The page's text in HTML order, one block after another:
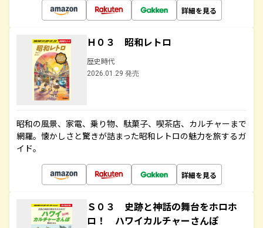
詳細を見る
Ｈ０３ 昭和レトロ
歴史時代
2026.01.29 発売
昭和の風景、家電、乗り物、駄菓子、喫茶店、カルチャーまで
網羅。懐かしさと驚きが詰まった昭和レトロの魅力を旅するガ
イド。
詳細を見る
Ｓ０３ 史跡と神話の舞台をホロホ
ロ！ ハワイカルチャーさんぽ